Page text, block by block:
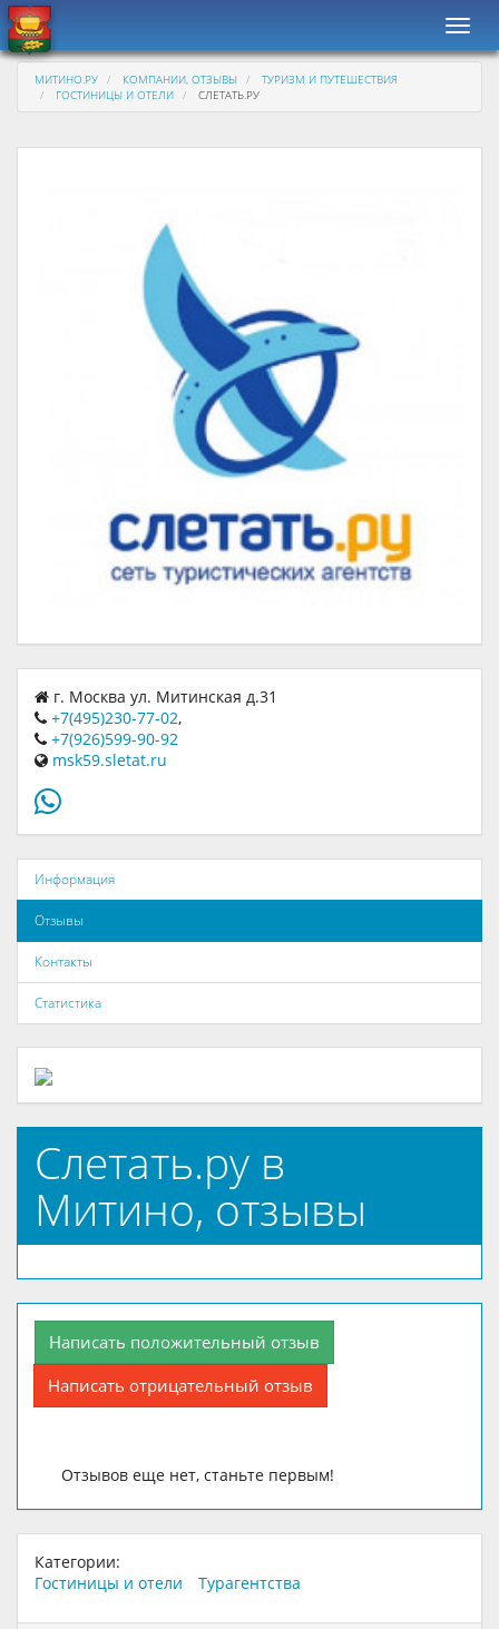
МИТИНО.РУ КОМПАНИИ, ОТЗЫВЫ
ТУРИЗМ И ПУТЕШЕСТВИЯ
ГОСТИНИЦЫ И ОТЕЛИ
СЛЕТАТЬ.РУ
г. Москва ул. Митинская д.31
+7(495)230-77-02,
+7(926)599-90-92
msk59.sletat.ru
Информация
Отзывы
Контакты
Статистика
Слетать.ру в
Митино, отзывы
Написать положительный отзыв
Написать отрицательный отзыв
Отзывов еще нет, станьте первым!
Категории:
Гостиницы и отели
Турагентства